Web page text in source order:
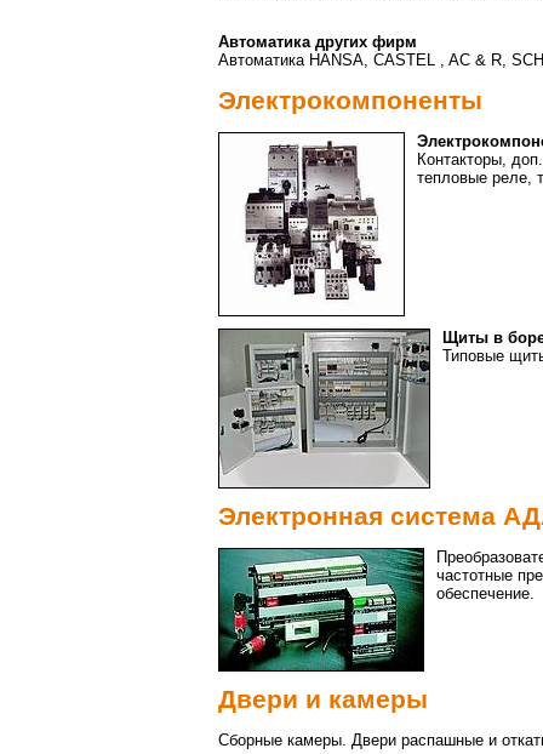
Автоматика других фирм
Автоматика HANSA, CASTEL , AC & R,
Электрокомпоненты
Контакторы,
тепловые реле,
Щиты в
Типовые
Электронная система
частотные
обеспечение.
Двери и камеры
Сборные камеры. Двери распашные и